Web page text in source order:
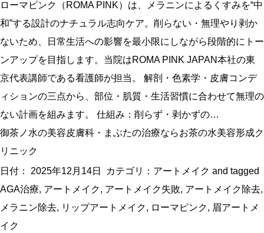
ローマピンク（ROMA PINK）は、メラニンによるくすみを“中
和”する設計のナチュラル志向ケア。削らない・無理やり剥か
ないため、日常生活への影響を最小限にしながら段階的にトー
ンアップを目指します。当院はROMA PINK JAPAN本社の東
京代表講師である看護師が担当。 解剖・色素学・皮膚コンデ
ィションの三点から、部位・肌質・生活習慣に合わせて無理の
ない計画を組みます。 仕組み：削らず・剥かずの…
御茶ノ水の美容皮膚科・まぶたの治療ならお茶の水美容形成ク
リニック
日付： 2025年12月14日 カテゴリ： アートメイク and tagged
AGA治療, アートメイク, アートメイク失敗, アートメイク除去,
メラニン除去, リップアートメイク, ローマピンク, 眉アートメ
イク